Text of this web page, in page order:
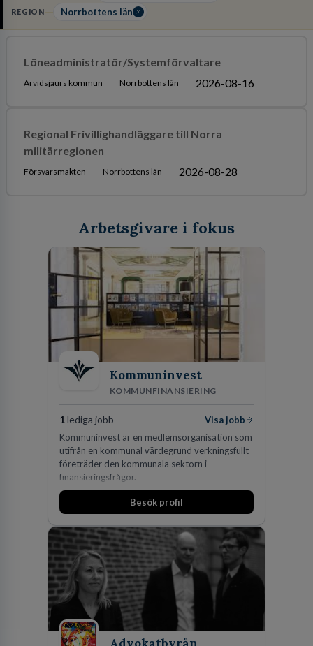
REGION Norrbottens län
Löneadministratör/Systemförvaltare
Arvidsjaurs kommun Norrbottens län 2026-08-16
Regional Frivillighandläggare till Norra
militärregionen
Försvarsmakten Norrbottens län 2026-08-28
Arbetsgivare i fokus
Kommuninvest
KOMMUNFINANSIERING
1lediga jobb
Visa jobb
Kommuninvest är en medlemsorganisation som
utifrån en kommunal värdegrund verkningsfullt
företräder den kommunala sektorn i
finansieringsfrågor.
Besök profil